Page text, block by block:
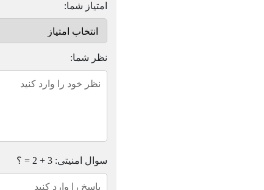
امتیاز شما:
نظر شما:
سوال امنیتی: 3 + 2 = ؟